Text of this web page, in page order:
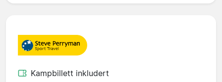
Kampbillett inkludert